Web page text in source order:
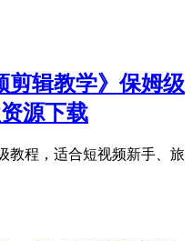
剪辑教学》保姆级
源下载
教程，适合短视频新手、旅